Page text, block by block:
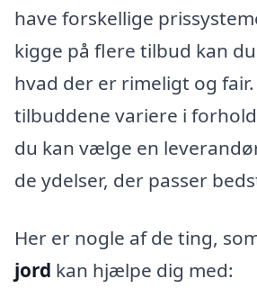
have forskellige
kigge på flere tilbud kan
hvad der er rimeligt og
tilbuddene variere i
du kan vælge en
de ydelser, der passer
Her er nogle af de ting,
jord kan hjælpe dig med: